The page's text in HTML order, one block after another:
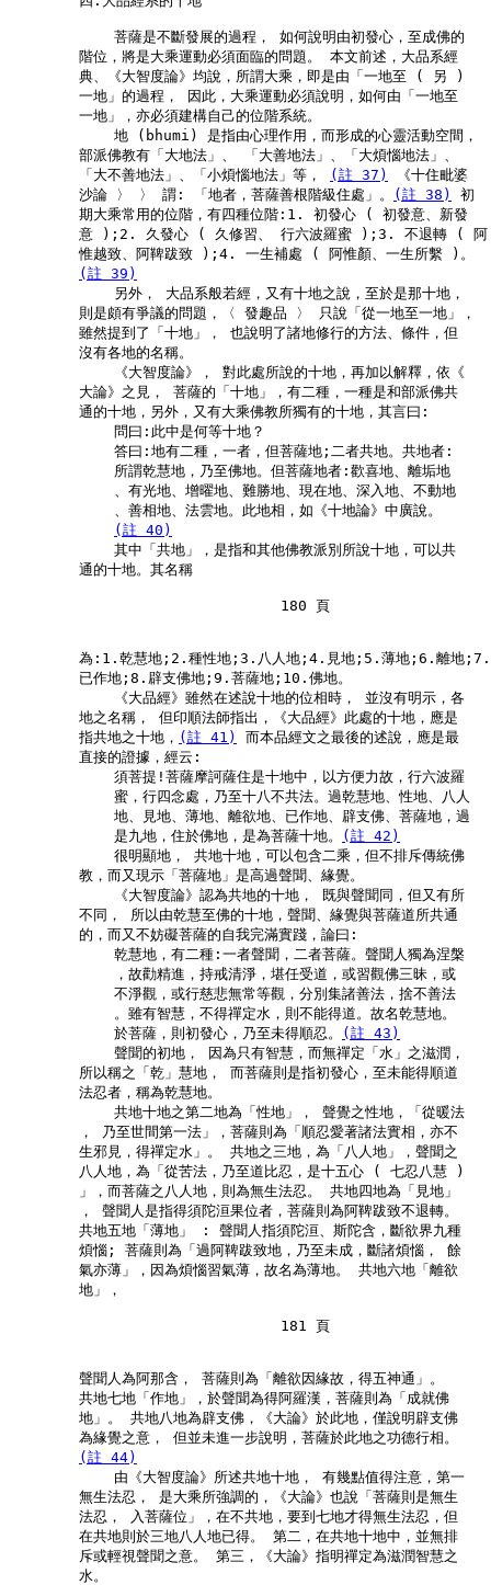
            菩薩是不斷發展的過程， 如何說明由初發心，至成佛的
        階位，將是大乘運動必須面臨的問題。 本文前述，大品系經
        典、《大智度論》均說，所謂大乘，即是由「一地至 ( 另 )
        一地」的過程， 因此，大乘運動必須說明，如何由「一地至
        一地」，亦必須建構自己的位階系統。
            地 (bhumi) 是指由心理作用，而形成的心靈活動空間，
        部派佛教有「大地法」、 「大善地法」、「大煩惱地法」、
        「大不善地法」、「小煩惱地法」等，
(註 37)
《十住毗婆
        沙論 〉 〉 謂: 「地者，菩薩善根階級住處」。
(註 38)
初
        期大乘常用的位階，有四種位階:1. 初發心 ( 初發意、新發
        意 );2. 久發心 ( 久修習、 行六波羅蜜 );3. 不退轉 ( 阿
        惟越致、阿鞞跋致 );4. 一生補處 ( 阿惟顏、一生所繫 )。
(註 39)
            另外， 大品系般若經，又有十地之說，至於是那十地，
        則是頗有爭議的問題，〈 發趣品 〉 只說「從一地至一地」，
        雖然提到了「十地」， 也說明了諸地修行的方法、條件，但
        沒有各地的名稱。
            《大智度論》， 對此處所說的十地，再加以解釋，依《
        大論》之見， 菩薩的「十地」，有二種，一種是和部派佛共
        通的十地，另外，又有大乘佛教所獨有的十地，其言曰:
            問曰:此中是何等十地？
            答曰:地有二種，一者，但菩薩地;二者共地。共地者:
            所謂乾慧地，乃至佛地。但菩薩地者:歡喜地、離垢地
            、有光地、增曜地、難勝地、現在地、深入地、不動地
            、善相地、法雲地。此地相，如《十地論》中廣說。
(註 40)
            其中「共地」，是指和其他佛教派別所說十地，可以共
        通的十地。其名稱
                               180 頁
        為:1.乾慧地;2.種性地;3.八人地;4.見地;5.薄地;6.離地;7.
        已作地;8.辟支佛地;9.菩薩地;10.佛地。
            《大品經》雖然在述說十地的位相時， 並沒有明示，各
        地之名稱， 但印順法師指出，《大品經》此處的十地，應是
        指共地之十地，
(註 41)
而本品經文之最後的述說，應是最
        直接的證據，經云:
            須菩提!菩薩摩訶薩住是十地中，以方便力故，行六波羅
            蜜，行四念處，乃至十八不共法。過乾慧地、性地、八人
            地、見地、薄地、離欲地、已作地、辟支佛、菩薩地，過
            是九地，住於佛地，是為菩薩十地。
(註 42)
            很明顯地， 共地十地，可以包含二乘，但不排斥傳統佛
        教，而又現示「菩薩地」是高過聲聞、緣覺。
            《大智度論》認為共地的十地， 既與聲聞同，但又有所
        不同， 所以由乾慧至佛的十地，聲聞、緣覺與菩薩道所共通
        的，而又不妨礙菩薩的自我完滿實踐，論曰:
            乾慧地，有二種:一者聲聞，二者菩薩。聲聞人獨為涅槃
            ，故勸精進，持戒清淨，堪任受道，或習觀佛三昧，或
            不淨觀，或行慈悲無常等觀，分別集諸善法，捨不善法
            。雖有智慧，不得禪定水，則不能得道。故名乾慧地。
            於菩薩，則初發心，乃至未得順忍。
(註 43)
            聲聞的初地， 因為只有智慧，而無禪定「水」之滋潤，
        所以稱之「乾」慧地， 而菩薩則是指初發心，至未能得順道
        法忍者，稱為乾慧地。
            共地十地之第二地為「性地」， 聲覺之性地，「從暖法
        ， 乃至世間第一法」，菩薩則為「順忍愛著諸法實相，亦不
        生邪見，得禪定水」。 共地之三地，為「八人地」，聲聞之
        八人地，為「從苦法，乃至道比忍，是十五心 ( 七忍八慧 )
        」，而菩薩之八人地，則為無生法忍。 共地四地為「見地」
        ， 聲聞人是指得須陀洹果位者，菩薩則為阿鞞跋致不退轉。
        共地五地「薄地」 : 聲聞人指須陀洹、斯陀含，斷欲界九種
        煩惱; 菩薩則為「過阿鞞跋致地，乃至未成，斷諸煩惱， 餘
        氣亦薄」，因為煩惱習氣薄，故名為薄地。 共地六地「離欲
        地」，
                               181 頁
        聲聞人為阿那含， 菩薩則為「離欲因緣故，得五神通」。
        共地七地「作地」，於聲聞為得阿羅漢，菩薩則為「成就佛
        地」。 共地八地為辟支佛，《大論》於此地，僅說明辟支佛
        為緣覺之意， 但並未進一步說明，菩薩於此地之功德行相。
(註 44)
            由《大智度論》所述共地十地， 有幾點值得注意，第一
        無生法忍， 是大乘所強調的，《大論》也說「菩薩則是無生
        法忍， 入菩薩位」，在不共地，要到七地才得無生法忍，但
        在共地則於三地八人地已得。 第二，在共地十地中，並無排
        斥或輕視聲聞之意。 第三，《大論》指明禪定為滋潤智慧之
        水。